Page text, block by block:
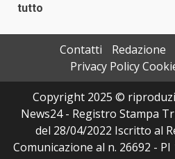
tutto
Contatti Redazione
Privacy Policy
Copyright 2025 ©
News24 - Registro Stampa
del 28/04/2022 Iscritto al
Comunicazione al n. 26692 -